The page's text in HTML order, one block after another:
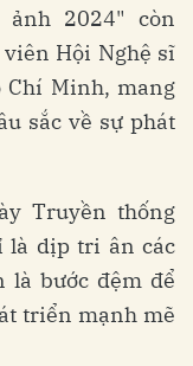
ảnh 2024" còn
Hội Nghệ sĩ
Chí Minh, mang
sắc về sự phát
Truyền thống
là dịp tri ân các
là bước đệm để
triển mạnh mẽ